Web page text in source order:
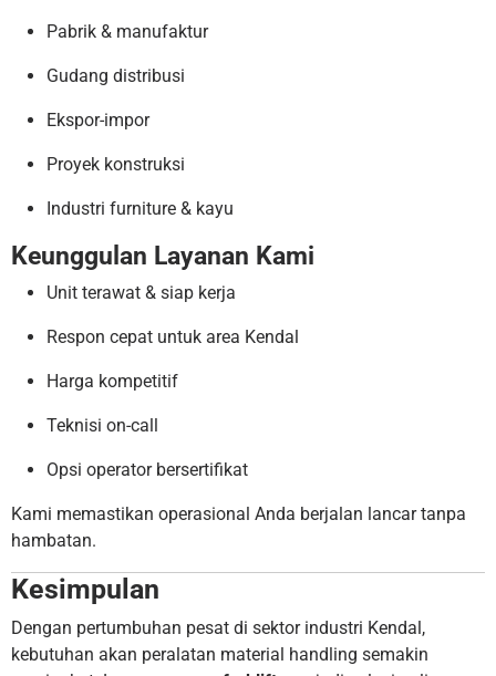
Pabrik & manufaktur
Gudang distribusi
Ekspor-impor
Proyek konstruksi
Industri furniture & kayu
Keunggulan Layanan Kami
Unit terawat & siap kerja
Respon cepat untuk area Kendal
Harga kompetitif
Teknisi on-call
Opsi operator bersertifikat
Kami memastikan operasional Anda berjalan lancar tanpa
hambatan.
Kesimpulan
Dengan pertumbuhan pesat di sektor industri Kendal,
kebutuhan akan peralatan material handling semakin